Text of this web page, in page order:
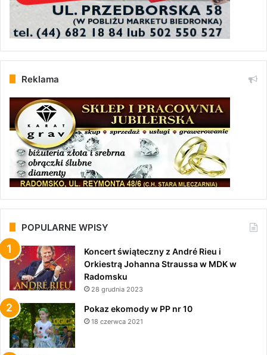
Reklama
POPULARNE WPISY
Koncert świąteczny z André Rieu i
Orkiestrą Johanna Straussa w MDK w
Radomsku
28 grudnia 2023
Pokaz ekomody w PP nr 10
18 czerwca 2021